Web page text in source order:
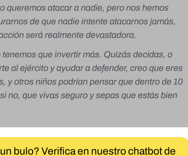
queremos atacar a nadie, pero nos hemos
de que nadie intente atacarnos jamás,
será realmente devastadora.
tenemos que invertir más. Quizás decidas, o
al ejército y ayudar a defender, creo que eres
y otros niños podrían pensar que dentro de 10
no, que vivas seguro y sepas que estás bien
bulo? Verifica en nuestro chatbot de